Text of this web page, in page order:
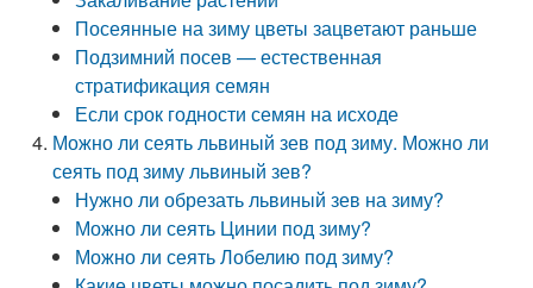
Посеянные на зиму цветы зацветают раньше
Подзимний посев — естественная
стратификация семян
Если срок годности семян на исходе
Можно ли сеять львиный зев под зиму. Можно ли
сеять под зиму львиный зев?
Нужно ли обрезать львиный зев на зиму?
Можно ли сеять Цинии под зиму?
Можно ли сеять Лобелию под зиму?